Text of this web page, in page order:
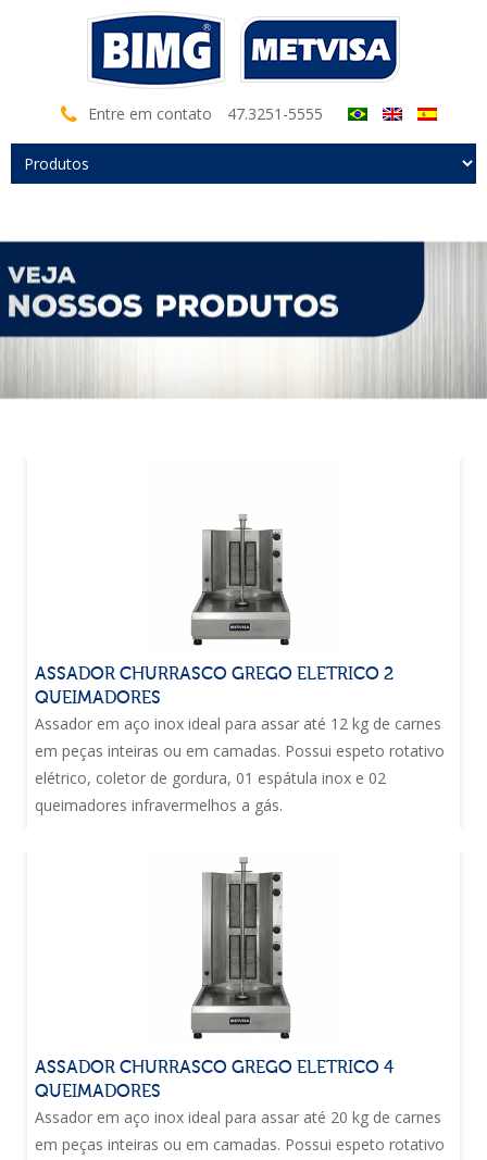
Entre em contato 47.3251-5555
ASSADOR CHURRASCO GREGO ELETRICO 2
QUEIMADORES
Assador em aço inox ideal para assar até 12 kg de carnes
em peças inteiras ou em camadas. Possui espeto rotativo
elétrico, coletor de gordura, 01 espátula inox e 02
queimadores infravermelhos a gás.
ASSADOR CHURRASCO GREGO ELETRICO 4
QUEIMADORES
Assador em aço inox ideal para assar até 20 kg de carnes
em peças inteiras ou em camadas. Possui espeto rotativo